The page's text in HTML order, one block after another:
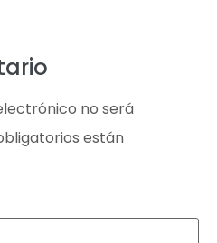
no será
están